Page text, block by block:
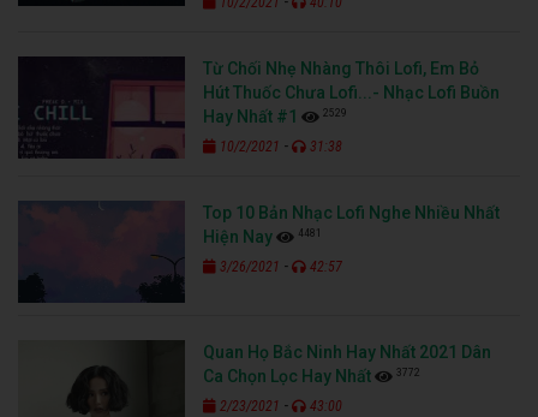
Từ Chối Nhẹ Nhàng Thôi Lofi, Em Bỏ
Hút Thuốc Chưa Lofi...- Nhạc Lofi Buồn
Hay Nhất #1
2529
10/2/2021 - 31:38
Top 10 Bản Nhạc Lofi Nghe Nhiều Nhất
Hiện Nay
4481
3/26/2021 - 42:57
Quan Họ Bắc Ninh Hay Nhất 2021 Dân
Ca Chọn Lọc Hay Nhất
3772
2/23/2021 - 43:00